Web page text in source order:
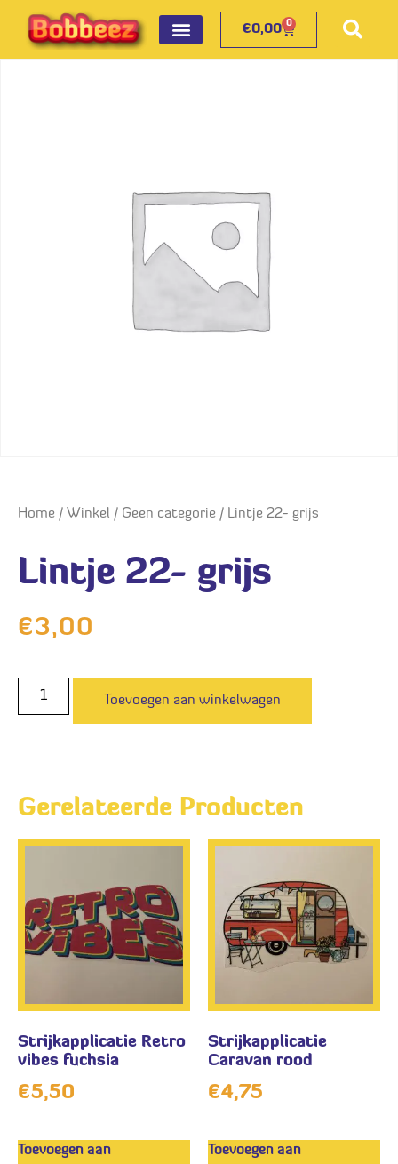
€0,00 0
Home / Winkel / Geen categorie / Lintje 22- grijs
Lintje 22- grijs
€3,00
Toevoegen aan winkelwagen
Gerelateerde Producten
Strijkapplicatie Retro
vibes fuchsia
€5,50
Toevoegen aan
Strijkapplicatie
Caravan rood
€4,75
Toevoegen aan